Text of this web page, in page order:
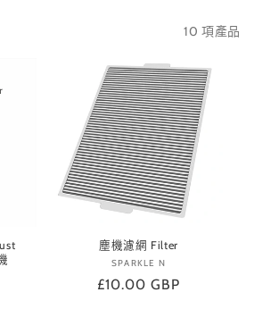
10 項產品
塵機濾網 Filter
廠
商：
SPARKLE N
定
£10.00 GBP